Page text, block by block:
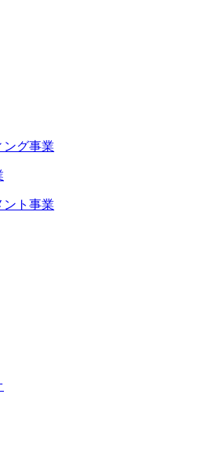
ング事業
ント事業